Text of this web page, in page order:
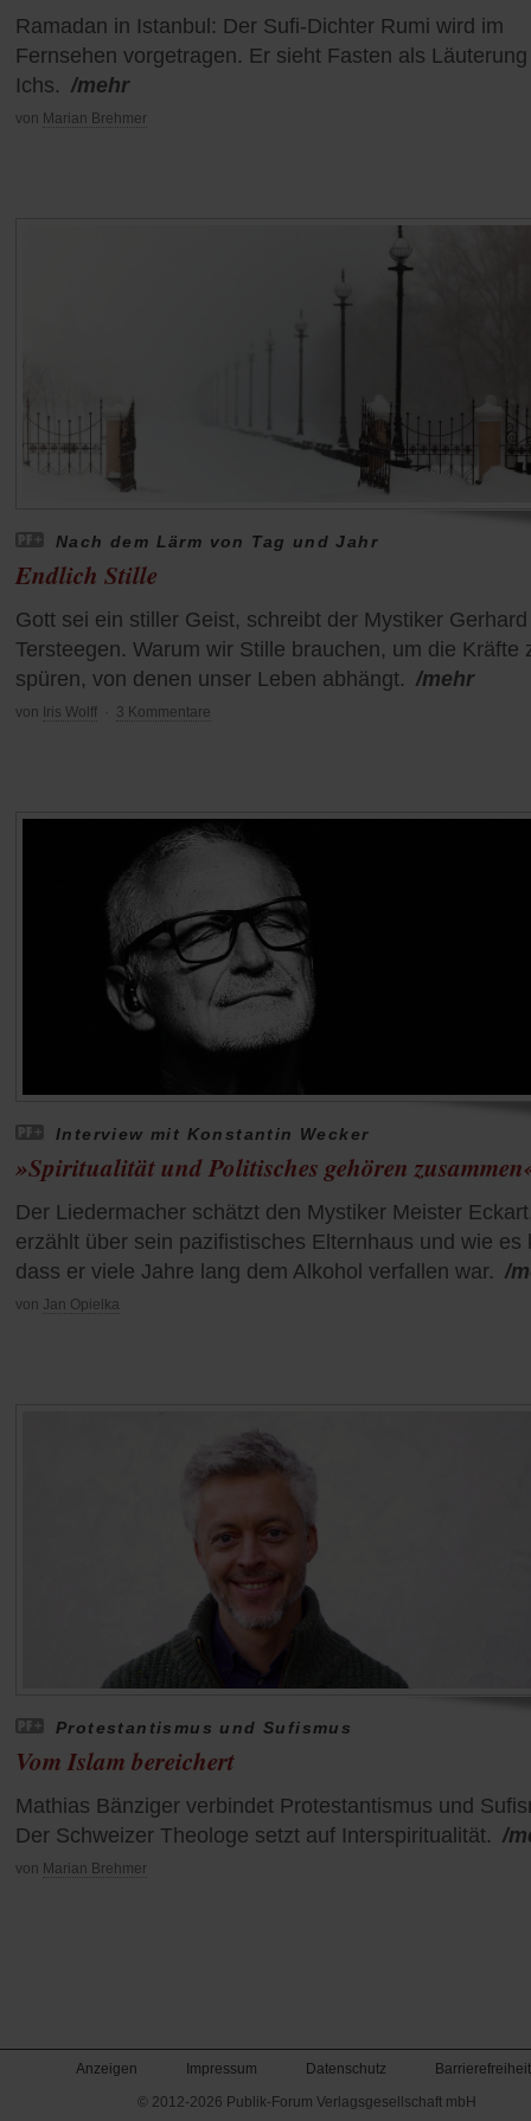
Ramadan in Istanbul: Der Sufi-Dichter Rumi wird im
Fernsehen vorgetragen. Er sieht Fasten als
Ichs. /mehr
von Marian Brehmer
Nach dem Lärm von Tag und Jahr
Endlich Stille
Gott sei ein stiller Geist, schreibt der Mystiker Gerhard
Tersteegen. Warum wir Stille brauchen, um die Kräfte
spüren, von denen unser Leben abhängt. /mehr
von Iris Wolff 3 Kommentare
Interview mit Konstantin Wecker
»Spiritualität und Politisches gehören
Der Liedermacher schätzt den Mystiker Meister
erzählt über sein pazifistisches Elternhaus und wie es
dass er viele Jahre lang dem Alkohol verfallen war. /
von Jan Opielka
Protestantismus und Sufismus
Vom Islam bereichert
Mathias Bänziger verbindet Protestantismus und
Der Schweizer Theologe setzt auf Interspiritualität. /
von Marian Brehmer
Anzeigen Impressum Datenschutz
Barrierefreiheit
© 2012-2026 Publik-Forum Verlagsgesellschaft mbH